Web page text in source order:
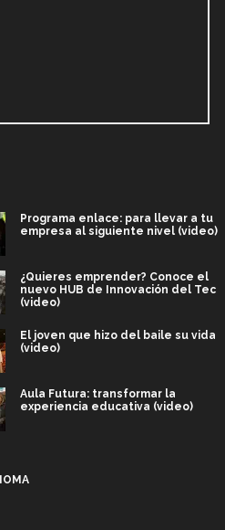
Programa enlace: para llevar a tu
empresa al siguiente nivel (video)
¿Quieres emprender? Conoce el
nuevo HUB de Innovación del Tec
(video)
El joven que hizo del baile su vida
(video)
Aula Futura: transformar la
experiencia educativa (video)